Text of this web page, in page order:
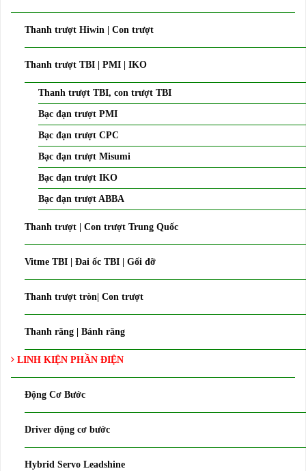
Thanh trượt Hiwin | Con trượt
Thanh trượt TBI | PMI | IKO
Thanh trượt TBI, con trượt TBI
Bạc đạn trượt PMI
Bạc đạn trượt CPC
Bạc đạn trượt Misumi
Bạc đạn trượt IKO
Bạc đạn trượt ABBA
Thanh trượt | Con trượt Trung Quốc
Vitme TBI | Đai ốc TBI | Gối đỡ
Thanh trượt tròn| Con trượt
Thanh răng | Bánh răng
LINH KIỆN PHẦN ĐIỆN
Động Cơ Bước
Driver động cơ bước
Hybrid Servo Leadshine